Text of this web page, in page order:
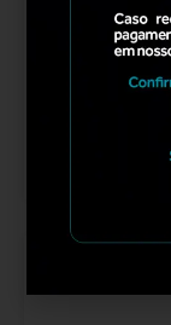
A maior
Tributos que
pago